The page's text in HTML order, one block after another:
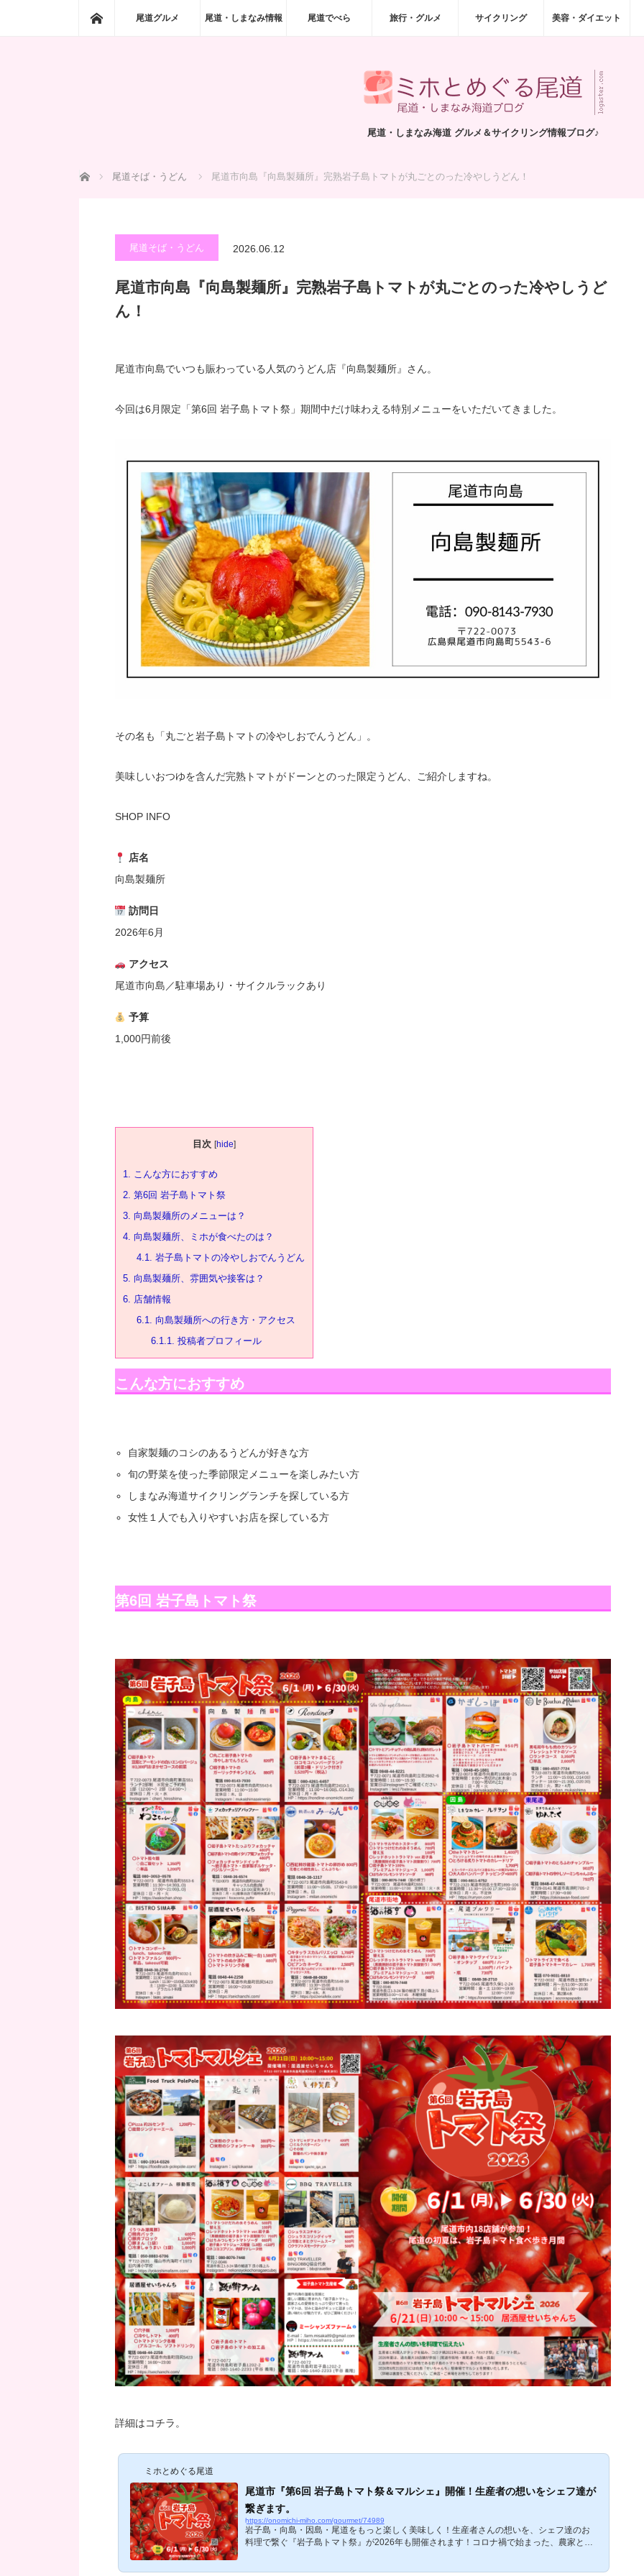
ホーム尾道グルメ 尾道・しまなみ情報 尾道でべら 旅行・グルメ サイクリング 美容・ダイエット
尾道・しまなみ海道 グルメ＆サイクリング情報ブログ♪
ホーム 尾道そば・うどん 尾道市向島『向島製麺所』完熟岩子島トマトが丸ごとのった冷やしうどん！
尾道そば・うどん 2026.06.12
尾道市向島『向島製麺所』完熟岩子島トマトが丸ごとのった冷やしうど
ん！
尾道市向島でいつも賑わっている人気のうどん店『向島製麺所』さん。
今回は6月限定「第6回 岩子島トマト祭」期間中だけ味わえる特別メニューをいただいてきました。
その名も「丸ごと岩子島トマトの冷やしおでんうどん」。
美味しいおつゆを含んだ完熟トマトがドーンとのった限定うどん、ご紹介しますね。
SHOP INFO
店名
向島製麺所
訪問日
2026年6月
アクセス
尾道市向島／駐車場あり・サイクルラックあり
予算
1,000円前後
目次 [hide]
1.
こんな方におすすめ
2. 第6回 岩子島トマト祭
3. 向島製麺所のメニューは？
4. 向島製麺所、ミホが食べたのは？
4.1.
岩子島トマトの冷やしおでんうどん
5. 向島製麺所、雰囲気や接客は？
6.
店舗情報
6.1.
向島製麺所への行き方・アクセス
6.1.1.
投稿者プロフィール
こんな方におすすめ
自家製麺のコシのあるうどんが好きな方
旬の野菜を使った季節限定メニューを楽しみたい方
しまなみ海道サイクリングランチを探している方
女性１人でも入りやすいお店を探している方
第6回 岩子島トマト祭
詳細はコチラ。
ミホとめぐる尾道
尾道市『第6回 岩子島トマト祭＆マルシェ』開催！生産者の想いをシェフ達が
繋ぎます。
https://onomichi-miho.com/gourmet/74989
岩子島・向島・因島・尾道をもっと楽しく美味しく！生産者さんの想いを、シェフ達のお
料理で繋ぐ『岩子島トマト祭』が2026年も開催されます！コロナ禍で始まった、農家と飲